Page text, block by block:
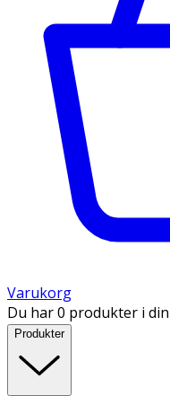
Varukorg
Du har 0 produkter i
Produkter